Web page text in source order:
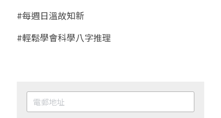
#每週日溫故知新
#輕鬆學會科學八字推理